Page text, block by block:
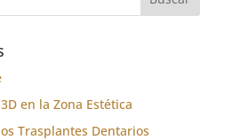
en la Zona Estética
Trasplantes Dentarios